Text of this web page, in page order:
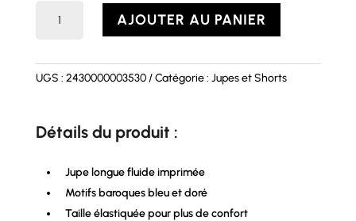
CELESTE
AJOUTER AU PANIER
UGS : 2430000003530 Catégorie : Jupes et Shorts
Détails du produit :
Jupe longue fluide imprimée
Motifs baroques bleu et doré
Taille élastiquée pour plus de confort